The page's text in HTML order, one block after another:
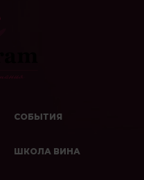
СОБЫТИЯ
ШКОЛА ВИНА